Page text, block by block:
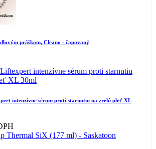
práškom, Cleano - čapovaný
intenzívne sérum proti starnutiu na zrelú pleť XL